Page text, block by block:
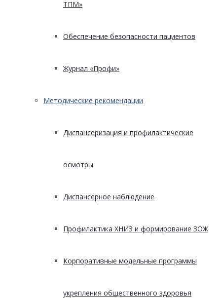
ТПМ»
Обеспечение безопасности пациентов
Журнал «Профи»
Методические рекомендации
Диспансеризация и профилактические
осмотры
Диспансерное наблюдение
Профилактика ХНИЗ и формирование ЗОЖ
Корпоративные модельные программы
укрепления общественного здоровья